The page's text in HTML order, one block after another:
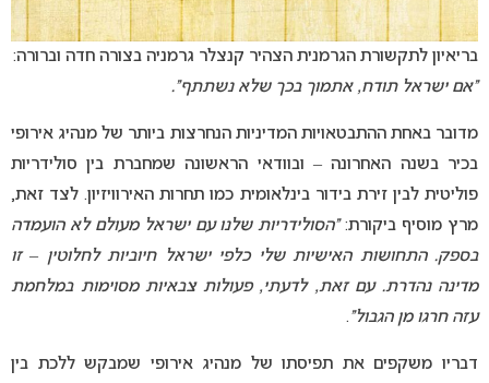
בריאיון לתקשורת הגרמנית הצהיר קנצלר גרמניה בצורה חדה וברורה:
“אם ישראל תודח, אתמוך בכך שלא נשתתף”.
מדובר באחת ההתבטאויות המדיניות הנחרצות ביותר של מנהיג אירופי
בכיר בשנה האחרונה – ובוודאי הראשונה שמחברת בין סולידריות
פוליטית לבין זירת בידור בינלאומית כמו תחרות האירוויזיון. לצד זאת,
מרץ מוסיף ביקורת:“הסולידריות שלנו עם ישראל מעולם לא הועמדה
בספק. התחושות האישיות שלי כלפי ישראל חיוביות לחלוטין – זו
מדינה נהדרת. עם זאת, לדעתי, פעולות צבאיות מסוימות במלחמת
עזה חרגו מן הגבול”.
דבריו משקפים את תפיסתו של מנהיג אירופי שמבקש ללכת בין